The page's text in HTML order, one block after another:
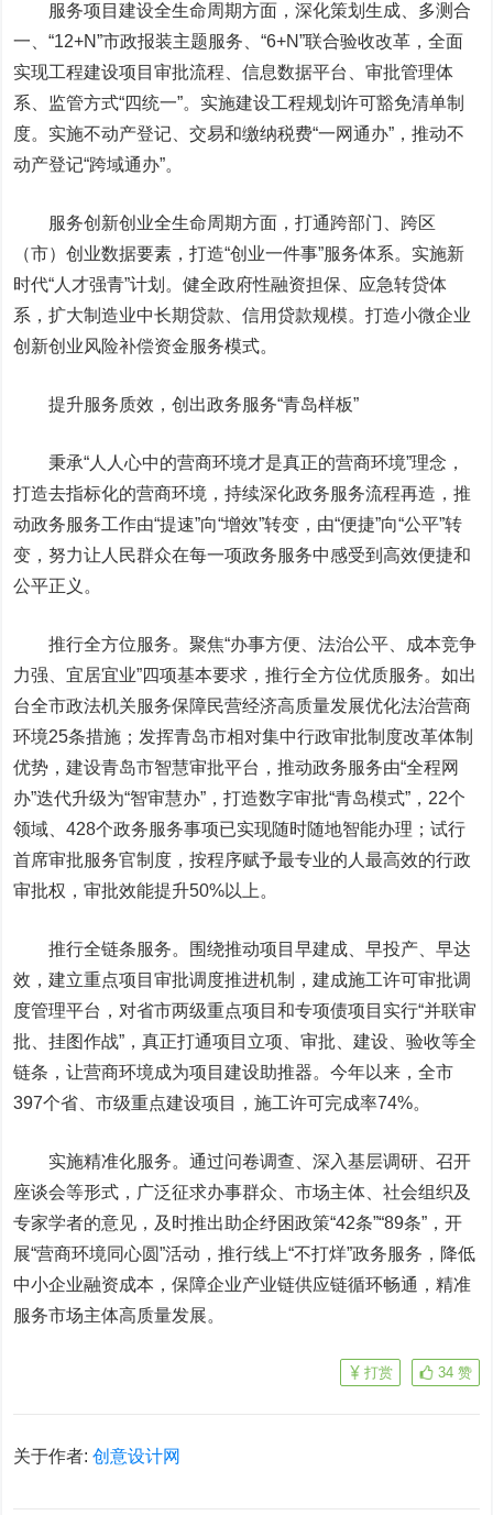
服务项目建设全生命周期方面，深化策划生成、多测合
一、“12+N”市政报装主题服务、“6+N”联合验收改革，全面
实现工程建设项目审批流程、信息数据平台、审批管理体
系、监管方式“四统一”。实施建设工程规划许可豁免清单制
度。实施不动产登记、交易和缴纳税费“一网通办”，推动不
动产登记“跨域通办”。
服务创新创业全生命周期方面，打通跨部门、跨区
（市）创业数据要素，打造“创业一件事”服务体系。实施新
时代“人才强青”计划。健全政府性融资担保、应急转贷体
系，扩大制造业中长期贷款、信用贷款规模。打造小微企业
创新创业风险补偿资金服务模式。
提升服务质效，创出政务服务“青岛样板”
秉承“人人心中的营商环境才是真正的营商环境”理念，
打造去指标化的营商环境，持续深化政务服务流程再造，推
动政务服务工作由“提速”向“增效”转变，由“便捷”向“公平”转
变，努力让人民群众在每一项政务服务中感受到高效便捷和
公平正义。
推行全方位服务。聚焦“办事方便、法治公平、成本竞争
力强、宜居宜业”四项基本要求，推行全方位优质服务。如出
台全市政法机关服务保障民营经济高质量发展优化法治营商
环境25条措施；发挥青岛市相对集中行政审批制度改革体制
优势，建设青岛市智慧审批平台，推动政务服务由“全程网
办”迭代升级为“智审慧办”，打造数字审批“青岛模式”，22个
领域、428个政务服务事项已实现随时随地智能办理；试行
首席审批服务官制度，按程序赋予最专业的人最高效的行政
审批权，审批效能提升50%以上。
推行全链条服务。围绕推动项目早建成、早投产、早达
效，建立重点项目审批调度推进机制，建成施工许可审批调
度管理平台，对省市两级重点项目和专项债项目实行“并联审
批、挂图作战”，真正打通项目立项、审批、建设、验收等全
链条，让营商环境成为项目建设助推器。今年以来，全市
397个省、市级重点建设项目，施工许可完成率74%。
实施精准化服务。通过问卷调查、深入基层调研、召开
座谈会等形式，广泛征求办事群众、市场主体、社会组织及
专家学者的意见，及时推出助企纾困政策“42条”“89条”，开
展“营商环境同心圆”活动，推行线上“不打烊”政务服务，降低
中小企业融资成本，保障企业产业链供应链循环畅通，精准
服务市场主体高质量发展。
34 赞
打赏
关于作者:创意设计网